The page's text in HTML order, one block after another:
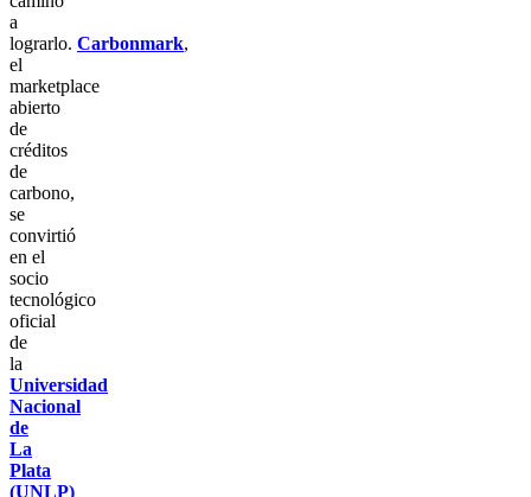
a
lograrlo. Carbonmark,
el
marketplace
abierto
de
créditos
de
carbono,
se
convirtió
en el
socio
tecnológico
oficial
de
la
Universidad
Nacional
de
La
Plata
(UNLP)